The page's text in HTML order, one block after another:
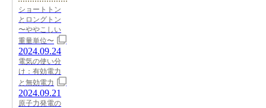
ショートトン
とロングトン
〜ややこしい
重量単位〜
2024.09.24
電気の使い分
け：有効電力
と無効電力
2024.09.21
原子力発電の